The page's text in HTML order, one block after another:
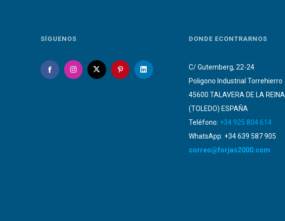
SÍGUENOS DONDE ECONTRARNOS
C/ Gutemberg, 22-24
Poligono Industrial Torrehierro
45600 TALAVERA DE LA REINA
(TOLEDO) ESPAÑA
Teléfono: +34 925 804 614
WhatsApp: +34 639 587 905
correo@forjas2000.com